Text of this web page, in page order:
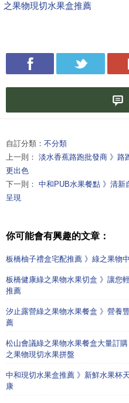
之果物現切水果盒推薦
自訂分類： 不分類
上一則： 淡水香蕉路跑批發商 》路
更出色
下一則： 中和PUB水果餐點 》清新
呈現
你可能會有興趣的文章：
板橋柚子禮盒宅配推薦 》綠之果物
板橋健康綠之果物水果切盒 》讓您
推薦
汐止露營綠之果物水果餐盒 》營養
薦
松山會議綠之果物水果餐盒大量訂
之果物現切水果拼盤
中和現切水果盒推薦 》新鮮水果杯
康